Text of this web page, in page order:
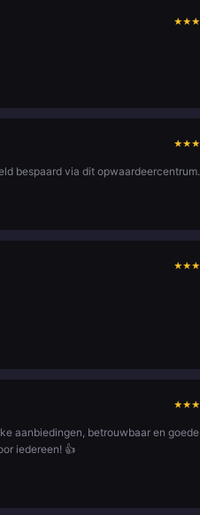
★★★
★★★
bespaard via dit opwaardeercentrum.
★★★
★★★
aanbiedingen, betrouwbaar en goede
iedereen! 👍